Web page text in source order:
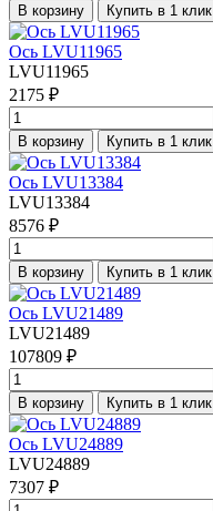
В корзину Купить в 1 клик
Ось LVU11965
LVU11965
2175 ₽
В корзину Купить в 1 клик
Ось LVU13384
LVU13384
8576 ₽
В корзину Купить в 1 клик
Ось LVU21489
LVU21489
107809 ₽
В корзину Купить в 1 клик
Ось LVU24889
LVU24889
7307 ₽